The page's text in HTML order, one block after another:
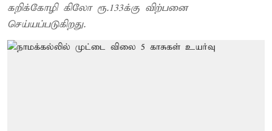
கறிக்கோழி கிலோ ரூ.133க்கு விற்பனை
செய்யப்படுகிறது.